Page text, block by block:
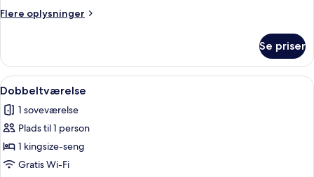
Flere oplysninger
Flere
værelse
Se priser
Indlæs
alle
billeder
af
Dobbeltværelse
Et hotelværelse med seng,
7
Dobbeltværelse
1 soveværelse
Plads til 1 person
1 kingsize-seng
Gratis Wi-Fi